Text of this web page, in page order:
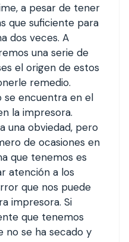
a pesar de tener
que suficiente para
dos veces. A
una serie de
el origen de estos
remedio.
se encuentra en el
la impresora.
una obviedad, pero
de ocasiones en
que tenemos es
atención a los
que nos puede
impresora. Si
que tenemos
no se ha secado y